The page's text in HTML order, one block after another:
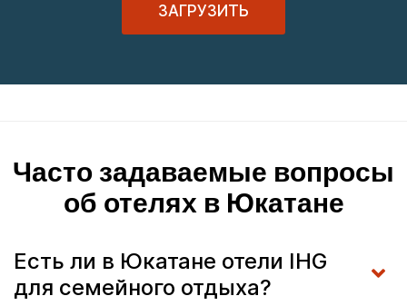
ЗАГРУЗИТЬ
Часто задаваемые вопросы
об отелях в Юкатане
Есть ли в Юкатане отели IHG
для семейного отдыха?